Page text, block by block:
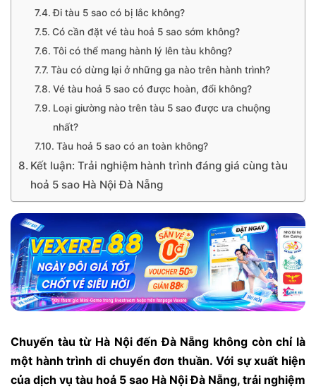
Đi tàu 5 sao có bị lắc không?
Có cần đặt vé tàu hoả 5 sao sớm không?
Tôi có thể mang hành lý lên tàu không?
Tàu có dừng lại ở những ga nào trên hành trình?
Vé tàu hoả 5 sao có được hoàn, đổi không?
Loại giường nào trên tàu 5 sao được ưa chuộng
nhất?
Tàu hoả 5 sao có an toàn không?
Kết luận: Trải nghiệm hành trình đáng giá cùng tàu
hoả 5 sao Hà Nội Đà Nẵng
Chuyến tàu từ Hà Nội đến Đà Nẵng không còn chỉ là
một hành trình di chuyển đơn thuần. Với sự xuất hiện
của dịch vụ tàu hoả 5 sao Hà Nội Đà Nẵng, trải nghiệm